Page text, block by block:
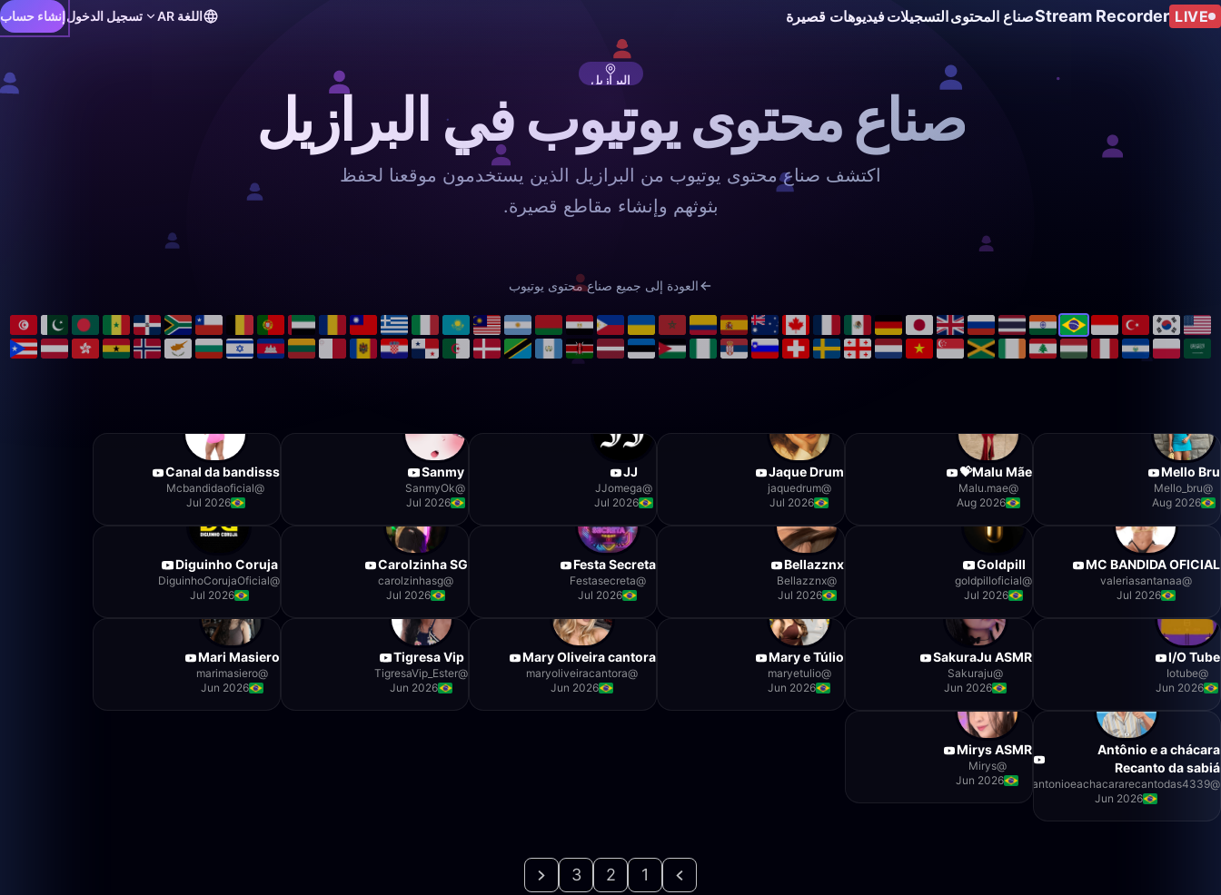
LIVE
Stream Recorderصناع المحتوىالتسجيلاتفيديوهات قصيرة اللغة AR تسجيل الدخولإنشاء حساب
البرازيل
صناع محتوى يوتيوب في البرازيل
اكتشف صناع محتوى يوتيوب من البرازيل الذين يستخدمون موقعنا لحفظ
بثوثهم وإنشاء مقاطع قصيرة.
العودة إلى جميع صناع محتوى يوتيوب
Mello Bru
@
Mello_bru
Aug 2026
Malu Mãe💝
@
Malu.mae
Aug 2026
Jaque Drum
@
jaquedrum
Jul 2026
JJ
@
JJomega
Jul 2026
Sanmy
@
SanmyOk
Jul 2026
Canal da bandisss
@
Mcbandidaoficial
Jul 2026
MC BANDIDA OFICIAL
@
valeriasantanaa
Jul 2026
Goldpill
@
goldpilloficial
Jul 2026
Bellazznx
@
Bellazznx
Jul 2026
Festa Secreta
@
Festasecreta
Jul 2026
Carolzinha SG
@
carolzinhasg
Jul 2026
Diguinho Coruja
@
DiguinhoCorujaOficial
Jul 2026
I/O Tube
@
Iotube
Jun 2026
SakuraJu ASMR
@
Sakuraju
Jun 2026
Mary e Túlio
@
maryetulio
Jun 2026
Mary Oliveira cantora
@
maryoliveiracantora
Jun 2026
Tigresa Vip
@
TigresaVip_Ester
Jun 2026
Mari Masiero
@
marimasiero
Jun 2026
Antônio e a chácara
Recanto da sabiá
@
antonioeachacararecantodas4339
Jun 2026
Mirys ASMR
@
Mirys
Jun 2026
1
2
3